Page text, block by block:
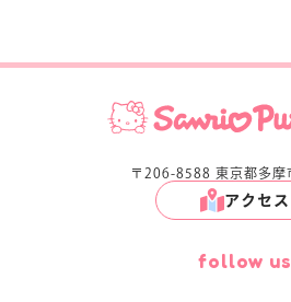
〒206-8588 東京都多摩
アクセス
follow us